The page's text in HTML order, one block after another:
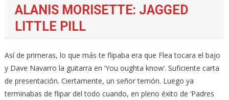
ALANIS MORISETTE: JAGGED
LITTLE PILL
Así de primeras, lo que más te flipaba era que Flea tocara el bajo
y Dave Navarro la guitarra en ‘You oughta know’. Suficiente carta
de presentación. Ciertamente, un señor temón. Luego ya
terminabas de flipar del todo cuando, en pleno éxito de ‘Padres